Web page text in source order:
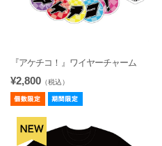
『アケチコ！』ワイヤーチャーム
¥2,800 （税込）